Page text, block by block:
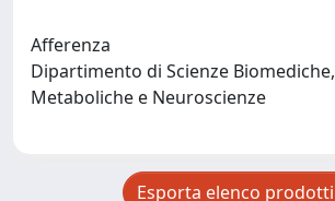
Afferenza
Dipartimento di Scienze Biomediche,
Metaboliche e Neuroscienze
Esporta elenco prodotti